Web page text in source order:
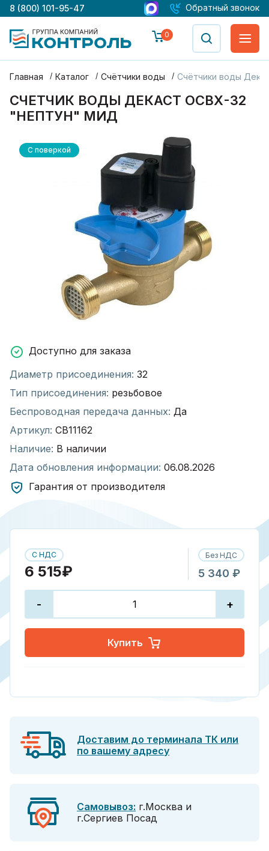
8 (800) 101-95-47 Обратный звонок
0
Главная Каталог Счётчики воды Счётчики воды
СЧЕТЧИК ВОДЫ ДЕКАСТ ОСВХ-32
"НЕПТУН" МИД
С поверкой
Доступно для заказа
Диаметр присоединения: 32
Тип присоединения: резьбовое
Беспроводная передача данных: Да
Артикул: СВ11162
Наличие: В наличии
Дата обновления информации: 06.08.2026
Гарантия от производителя
С НДС
6 515₽
Без НДС
5 340 ₽
- +
Купить
Доставим до терминала ТК или
по вашему адресу
Самовывоз: г.Москва и
г.Сергиев Посад